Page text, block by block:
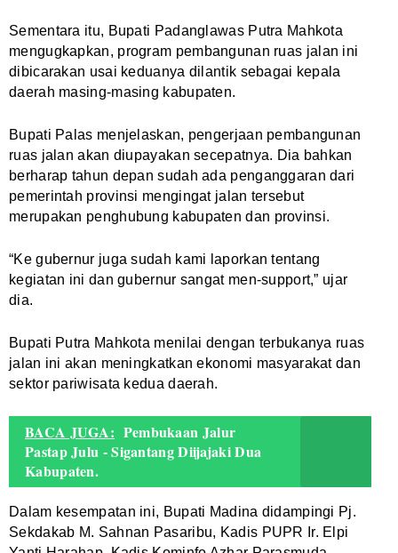
Sementara itu, Bupati Padanglawas Putra Mahkota
mengugkapkan, program pembangunan ruas jalan ini
dibicarakan usai keduanya dilantik sebagai kepala
daerah masing-masing kabupaten.
Bupati Palas menjelaskan, pengerjaan pembangunan
ruas jalan akan diupayakan secepatnya. Dia bahkan
berharap tahun depan sudah ada penganggaran dari
pemerintah provinsi mengingat jalan tersebut
merupakan penghubung kabupaten dan provinsi.
“Ke gubernur juga sudah kami laporkan tentang
kegiatan ini dan gubernur sangat men-support,” ujar
dia.
Bupati Putra Mahkota menilai dengan terbukanya ruas
jalan ini akan meningkatkan ekonomi masyarakat dan
sektor pariwisata kedua daerah.
BACA JUGA: Pembukaan Jalur
Pastap Julu - Sigantang Diijajaki Dua
Kabupaten.
Dalam kesempatan ini, Bupati Madina didampingi Pj.
Sekdakab M. Sahnan Pasaribu, Kadis PUPR Ir. Elpi